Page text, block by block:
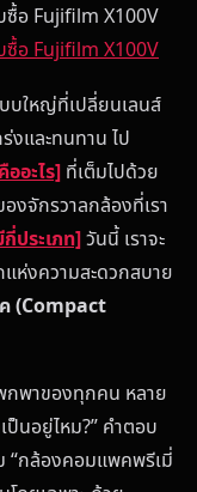
อ Fujifilm X100V
ซื้อ Fujifilm X100V
บใหญ่ที่เปลี่ยนเลนส์
งและทนทาน ไป
อะไร] ที่เต็มไปด้วย
งจักรวาลกล้องที่เรา
ประเภท]วันนี้ เราจะ
แห่งความสะดวกสบาย
(Compact
กพาของทุกคน หลาย
นอยู่ไหม?” คำตอบ
“กล้องคอมแพคพรีเมี่